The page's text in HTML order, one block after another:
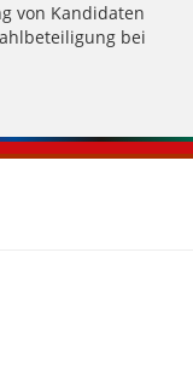
von Kandidaten
bei